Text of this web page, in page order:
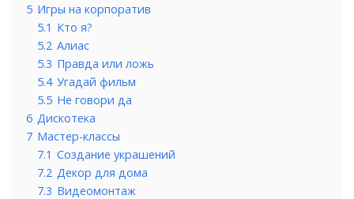
5 Игры на корпоратив
5.1 Кто я?
5.2 Алиас
5.3 Правда или ложь
5.4 Угадай фильм
5.5 Не говори да
6 Дискотека
7 Мастер-классы
7.1 Создание украшений
7.2 Декор для дома
7.3 Видеомонтаж